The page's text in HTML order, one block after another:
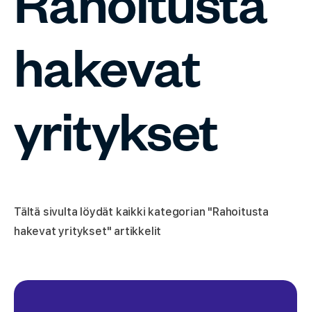
Rahoitusta
hakevat
yritykset
Tältä sivulta löydät kaikki kategorian "Rahoitusta
hakevat yritykset" artikkelit